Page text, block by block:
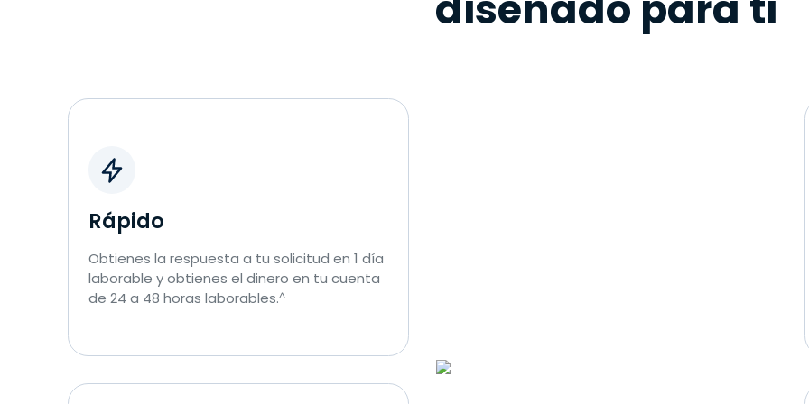
Rápido
Obtienes la respuesta a tu solicitud en 1 día
laborable y obtienes el dinero en tu cuenta
de 24 a 48 horas laborables.^